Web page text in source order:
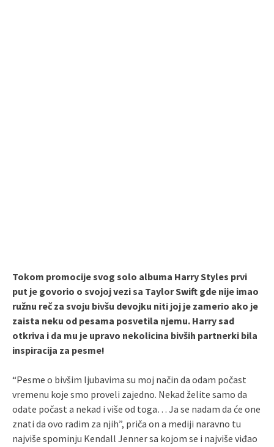
Tokom promocije svog solo albuma Harry Styles prvi
put je govorio o svojoj vezi sa Taylor Swift gde nije imao
ružnu reč za svoju bivšu devojku niti joj je zamerio ako je
zaista neku od pesama posvetila njemu. Harry sad
otkriva i da mu je upravo nekolicina bivših partnerki bila
inspiracija za pesme!
“Pesme o bivšim ljubavima su moj način da odam počast
vremenu koje smo proveli zajedno. Nekad želite samo da
odate počast a nekad i više od toga… Ja se nadam da će one
znati da ovo radim za njih”, priča on a mediji naravno tu
najviše spominju Kendall Jenner sa kojom se i najviše viđao